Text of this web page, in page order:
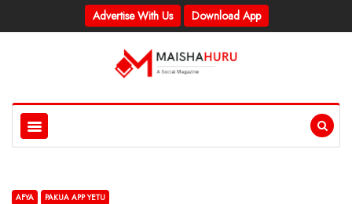
Advertise With Us Download App
AFYA PAKUA APP YETU